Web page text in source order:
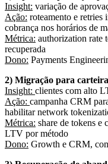
Insight:
Ação: roteamento e retries
Métrica: authorization rate
Dono: Payments
Insight:
Ação: campanha CRM
Métrica: share de tokens e
Dono: Growth e CRM,